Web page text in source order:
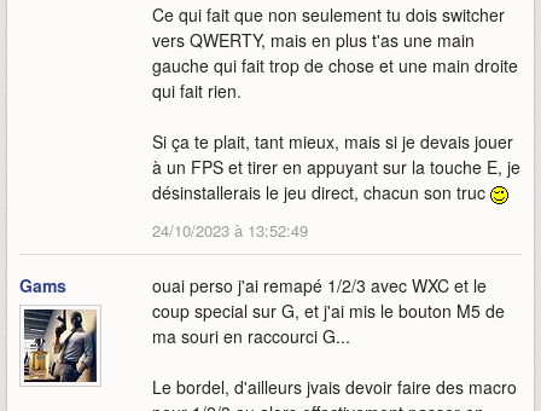
Ce qui fait que non seulement tu dois switcher
vers QWERTY, mais en plus t'as une main
gauche qui fait trop de chose et une main droite
qui fait rien.
Si ça te plait, tant mieux, mais si je devais jouer
à un FPS et tirer en appuyant sur la touche E, je
désinstallerais le jeu direct, chacun son truc
24/10/2023 à 13:52:49
Gams
ouai perso j'ai remapé 1/2/3 avec WXC et le
coup special sur G, et j'ai mis le bouton M5 de
ma souri en raccourci G...
Le bordel, d'ailleurs jvais devoir faire des macro